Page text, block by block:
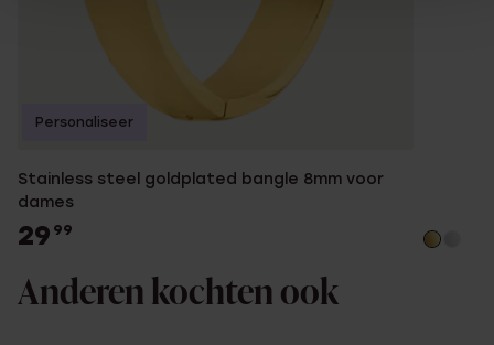
Stainless steel goldplated bangle 8mm voor
dames
29 99
Personaliseer
Anderen kochten ook